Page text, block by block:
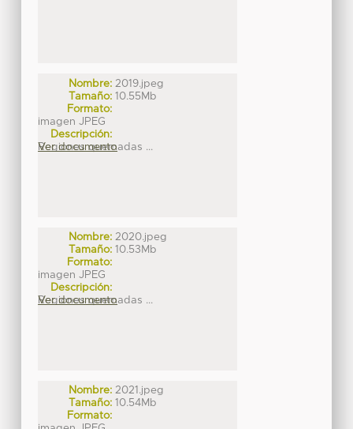
Nombre: 2019.jpeg
Tamaño: 10.55Mb
Formato:
imagen JPEG
Descripción:
Regiones quemadas ...
Ver documento
Nombre: 2020.jpeg
Tamaño: 10.53Mb
Formato:
imagen JPEG
Descripción:
Regiones quemadas ...
Ver documento
Nombre: 2021.jpeg
Tamaño: 10.54Mb
Formato: